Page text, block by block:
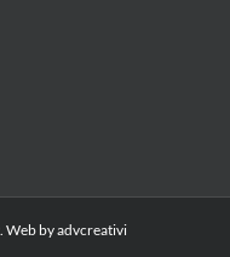
Web by advcreativi